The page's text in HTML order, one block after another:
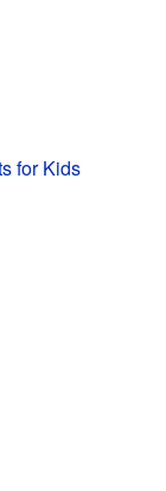
for Kids